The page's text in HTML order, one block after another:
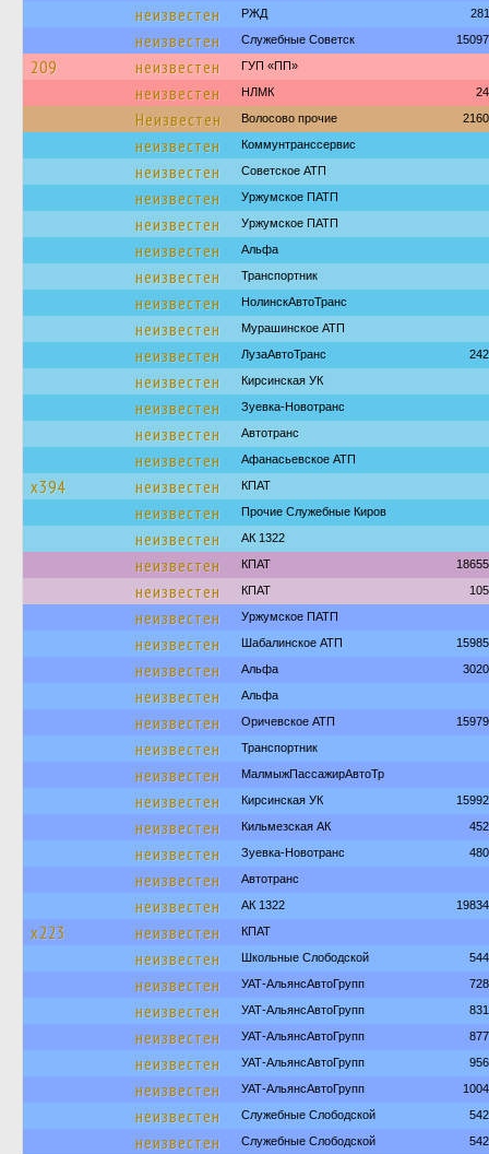
неизвестен РЖД
неизвестен Служебные Советск
209 неизвестен ГУП «ПП»
неизвестен НЛМК
Неизвестен Волосово прочие
неизвестен Коммунтранссервис
неизвестен Советское АТП
неизвестен Уржумское ПАТП
неизвестен Уржумское ПАТП
неизвестен Альфа
неизвестен Транспортник
неизвестен НолинскАвтоТранс
неизвестен Мурашинское АТП
неизвестен ЛузаАвтоТранс
неизвестен Кирсинская УК
неизвестен Зуевка-Новотранс
неизвестен Автотранс
неизвестен Афанасьевское АТП
х394 неизвестен КПАТ
неизвестен Прочие Служебные Киров
неизвестен АК 1322
неизвестен КПАТ
неизвестен КПАТ
неизвестен Уржумское ПАТП
неизвестен Шабалинское АТП
неизвестен Альфа
неизвестен Альфа
неизвестен Оричевское АТП
неизвестен Транспортник
неизвестен МалмыжПассажирАвтоТр
неизвестен Кирсинская УК
неизвестен Кильмезская АК
неизвестен Зуевка-Новотранс
неизвестен Автотранс
неизвестен АК 1322
х223 неизвестен КПАТ
неизвестен Школьные Слободской
неизвестен УАТ-АльянсАвтоГрупп
неизвестен УАТ-АльянсАвтоГрупп
неизвестен УАТ-АльянсАвтоГрупп
неизвестен УАТ-АльянсАвтоГрупп
неизвестен УАТ-АльянсАвтоГрупп
неизвестен Служебные Слободской
неизвестен Служебные Слободской